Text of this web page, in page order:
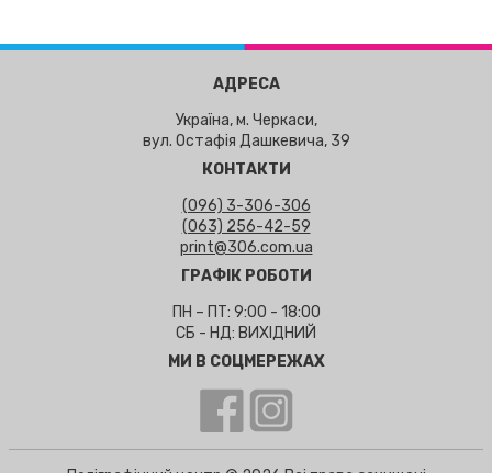
АДРЕСА
Україна, м. Черкаси,
вул. Остафія Дашкевича, 39
КОНТАКТИ
(096) 3-306-306
(063) 256-42-59
print@306.com.ua
ГРАФІК РОБОТИ
ПН – ПТ: 9:00 - 18:00
СБ - НД: ВИХІДНИЙ
МИ В СОЦМЕРЕЖАХ